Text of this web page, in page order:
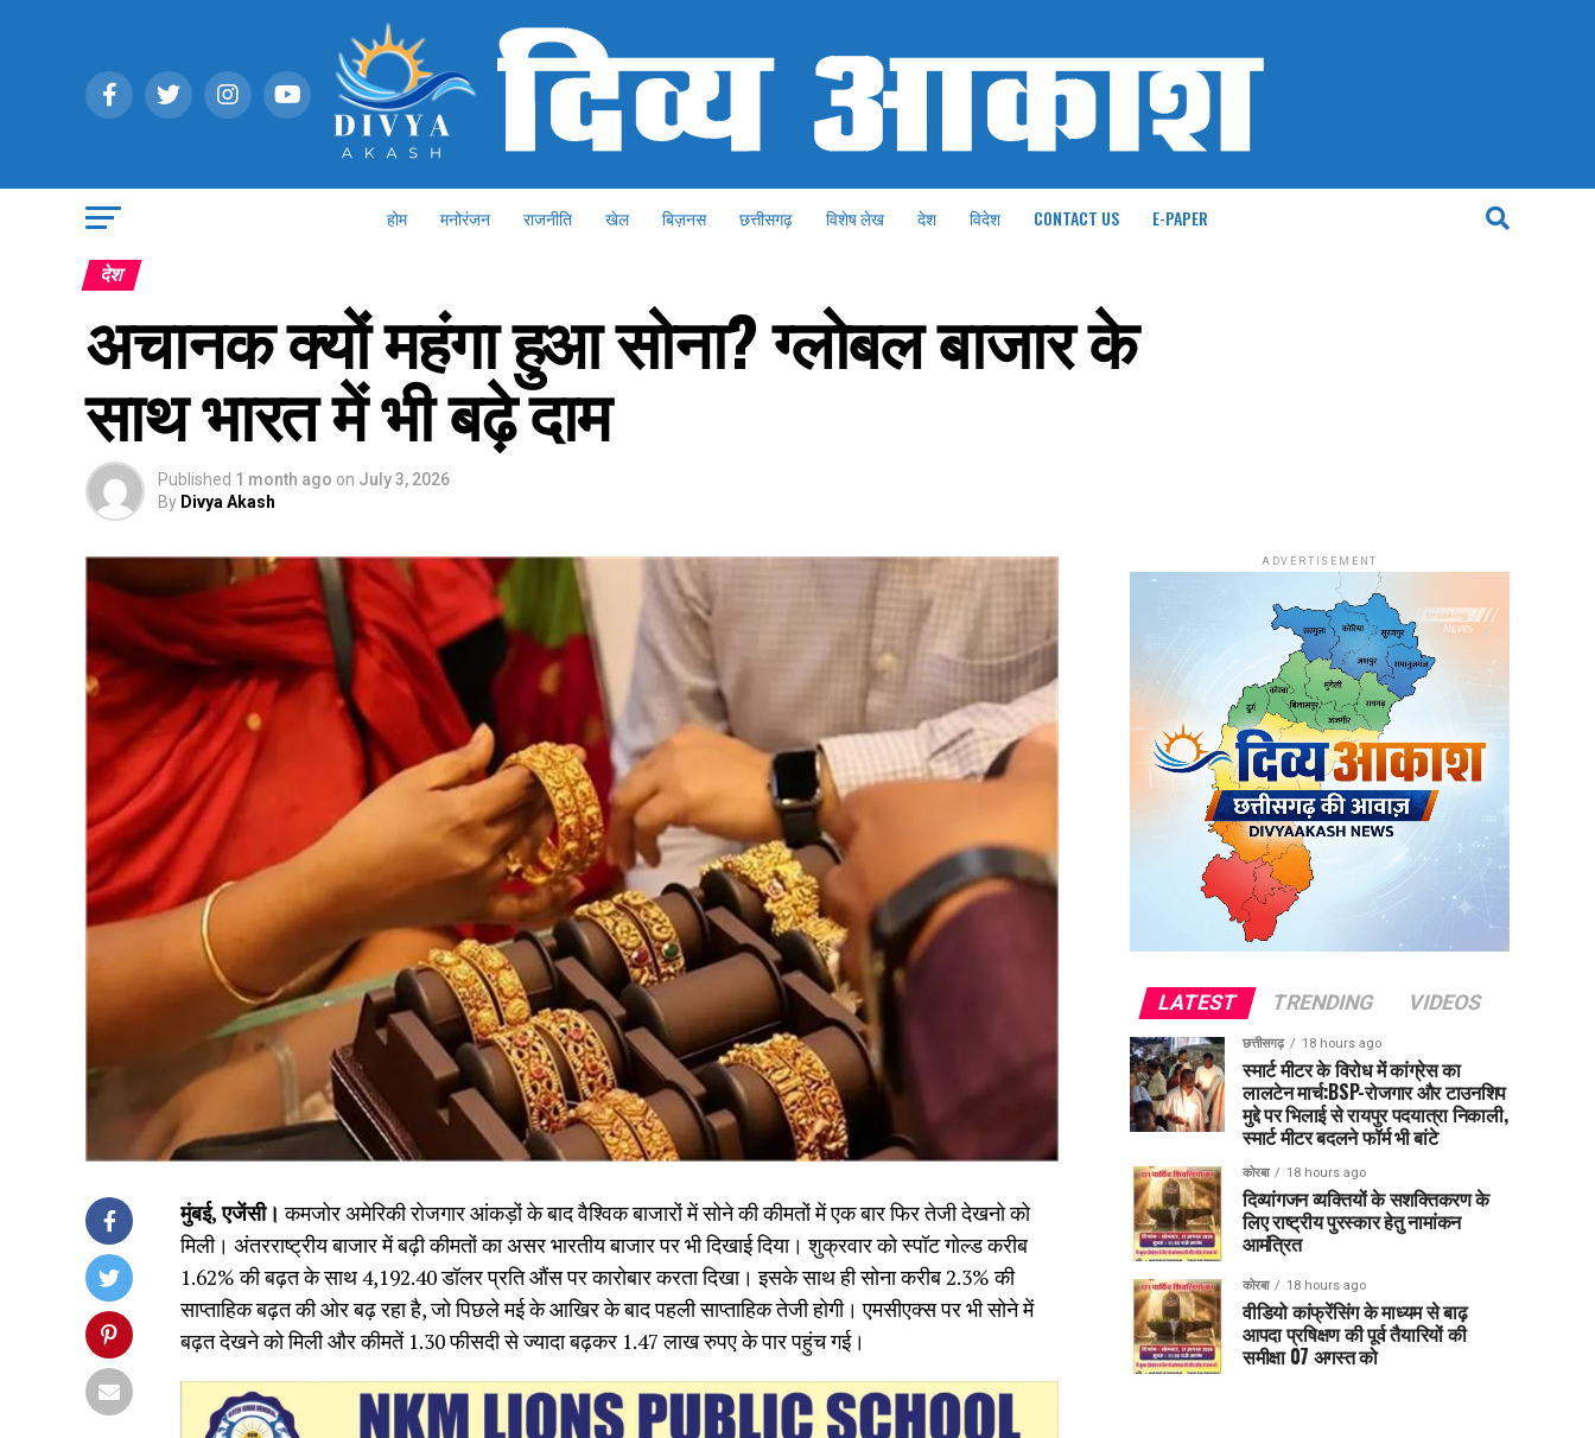
होम मनोरंजन राजनीति खेल बिज़नस छत्तीसगढ़ विशेष लेख देश विदेश CONTACT US E-PAPER
देश
अचानक क्यों महंगा हुआ सोना? ग्लोबल बाजार के
साथ भारत में भी बढ़े दाम
Published 1 month ago on July 3, 2026
By Divya Akash
मुंबई, एजेंसी। कमजोर अमेरिकी रोजगार आंकड़ों के बाद वैश्विक बाजारों में सोने की कीमतों में एक बार फिर तेजी देखनो को
मिली। अंतरराष्ट्रीय बाजार में बढ़ी कीमतों का असर भारतीय बाजार पर भी दिखाई दिया। शुक्रवार को स्पॉट गोल्ड करीब
1.62% की बढ़त के साथ 4,192.40 डॉलर प्रति औंस पर कारोबार करता दिखा। इसके साथ ही सोना करीब 2.3% की
साप्ताहिक बढ़त की ओर बढ़ रहा है, जो पिछले मई के आखिर के बाद पहली साप्ताहिक तेजी होगी। एमसीएक्स पर भी सोने में
बढ़त देखने को मिली और कीमतें 1.30 फीसदी से ज्यादा बढ़कर 1.47 लाख रुपए के पार पहुंच गई।
ADVERTISEMENT
LATEST TRENDING VIDEOS
छत्तीसगढ़ 18 hours ago
स्मार्ट मीटर के विरोध में कांग्रेस का
लालटेन मार्च:BSP-रोजगार और टाउनशिप
मुद्दे पर भिलाई से रायपुर पदयात्रा निकाली,
स्मार्ट मीटर बदलने फॉर्म भी बांटे
कोरबा 18 hours ago
दिव्यांगजन व्यक्तियों के सशक्तिकरण के
लिए राष्ट्रीय पुरस्कार हेतु नामांकन
आमंत्रित
कोरबा 18 hours ago
वीडियो कांफ्रेंसिंग के माध्यम से बाढ़
आपदा प्रषिक्षण की पूर्व तैयारियों की
समीक्षा 07 अगस्त को